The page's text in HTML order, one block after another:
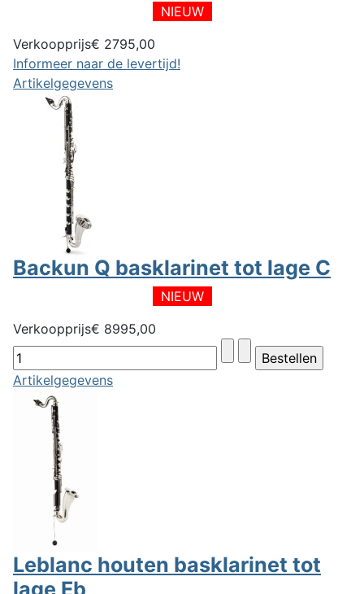
NIEUW
Verkoopprijs€ 2795,00
Informeer naar de levertijd!
Artikelgegevens
Backun Q basklarinet tot lage C
NIEUW
Verkoopprijs€ 8995,00
Artikelgegevens
Leblanc houten basklarinet tot
lage Eb